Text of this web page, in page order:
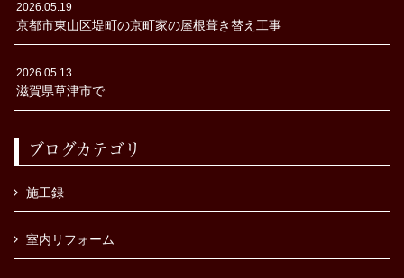
2026.05.19
京都市東山区堤町の京町家の屋根葺き替え工事
2026.05.13
滋賀県草津市で
ブログカテゴリ
施工録
室内リフォーム